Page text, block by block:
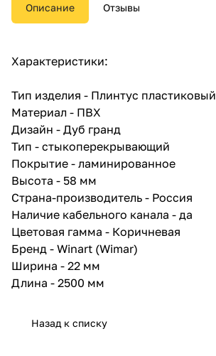
Описание Отзывы
Характеристики:
Тип изделия - Плинтус пластиковый
Материал - ПВХ
Дизайн - Дуб гранд
Тип - стыкоперекрывающий
Покрытие - ламинированное
Высота - 58 мм
Страна-производитель - Россия
Наличие кабельного канала - да
Цветовая гамма - Коричневая
Бренд - Winart (Wimar)
Ширина - 22 мм
Длина - 2500 мм
Назад к списку